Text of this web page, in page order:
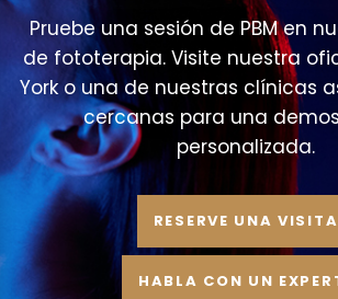
Pruebe una sesión de PBM en
de fototerapia. Visite nuestra
York o una de nuestras clínicas
cercanas para una
personalizada.
RESERVE UNA VISITA
HABLA CON UN